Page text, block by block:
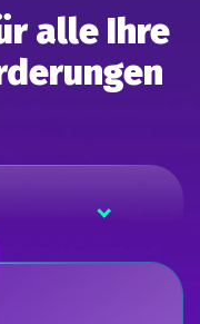
alle Ihre